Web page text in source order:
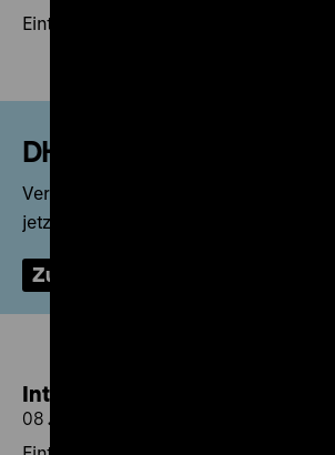
Eintritt frei und kostenfreie
DHM-Newsletter
Verpassen Sie keine Neuigkeiten
jetzt unseren Newsletter!
Zur Anmeldung
Internationaler Museumstag am
08.05.2026